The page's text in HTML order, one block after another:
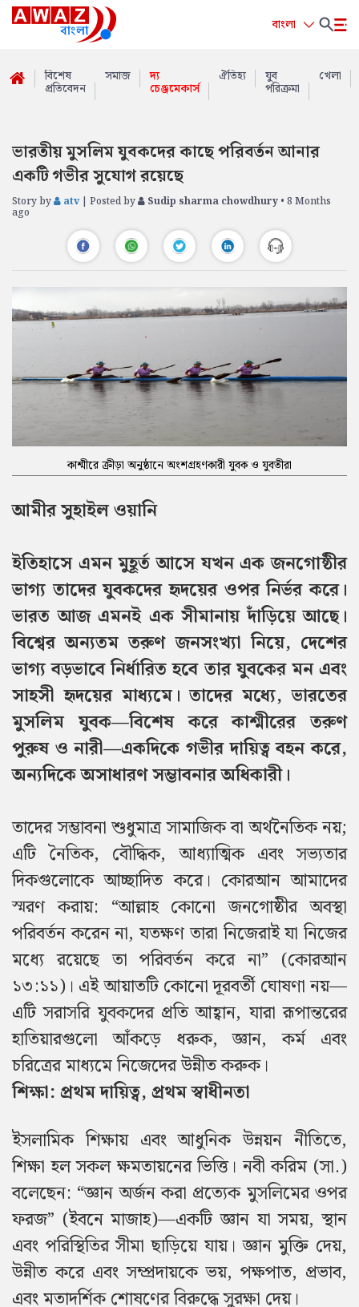
বাংলা
বিশেষ
প্রতিবেদন
সমাজ দ্য
চেঞ্জমেকার্স
ঐতিহ্য যুব
পরিক্রমা
খেলা
ভারতীয় মুসলিম যুবকদের কাছে পরিবর্তন আনার
একটি গভীর সুযোগ রয়েছে
Story by atv| Posted by Sudip sharma chowdhury • 8 Months
ago
কাশ্মীরে ক্রীড়া অনুষ্ঠানে অংশগ্রহণকারী যুবক ও যুবতীরা
আমীর সুহাইল ওয়ানি
ইতিহাসে এমন মুহূর্ত আসে যখন এক জনগোষ্ঠীর
ভাগ্য তাদের যুবকদের হৃদয়ের ওপর নির্ভর করে।
ভারত আজ এমনই এক সীমানায় দাঁড়িয়ে আছে।
বিশ্বের অন্যতম তরুণ জনসংখ্যা নিয়ে, দেশের
ভাগ্য বড়ভাবে নির্ধারিত হবে তার যুবকের মন এবং
সাহসী হৃদয়ের মাধ্যমে। তাদের মধ্যে, ভারতের
মুসলিম যুবক—বিশেষ করে কাশ্মীরের তরুণ
পুরুষ ও নারী—একদিকে গভীর দায়িত্ব বহন করে,
অন্যদিকে অসাধারণ সম্ভাবনার অধিকারী।
তাদের সম্ভাবনা শুধুমাত্র সামাজিক বা অর্থনৈতিক নয়;
এটি নৈতিক, বৌদ্ধিক, আধ্যাত্মিক এবং সভ্যতার
দিকগুলোকে আচ্ছাদিত করে। কোরআন আমাদের
স্মরণ করায়: “আল্লাহ কোনো জনগোষ্ঠীর অবস্থা
পরিবর্তন করেন না, যতক্ষণ তারা নিজেরাই যা নিজের
মধ্যে রয়েছে তা পরিবর্তন করে না” (কোরআন
১৩:১১)। এই আয়াতটি কোনো দূরবর্তী ঘোষণা নয়—
এটি সরাসরি যুবকদের প্রতি আহ্বান, যারা রূপান্তরের
হাতিয়ারগুলো আঁকড়ে ধরুক, জ্ঞান, কর্ম এবং
চরিত্রের মাধ্যমে নিজেদের উন্নীত করুক।
শিক্ষা: প্রথম দায়িত্ব, প্রথম স্বাধীনতা
ইসলামিক শিক্ষায় এবং আধুনিক উন্নয়ন নীতিতে,
শিক্ষা হল সকল ক্ষমতায়নের ভিত্তি। নবী করিম (সা.)
বলেছেন: “জ্ঞান অর্জন করা প্রত্যেক মুসলিমের ওপর
ফরজ” (ইবনে মাজাহ)—একটি জ্ঞান যা সময়, স্থান
এবং পরিস্থিতির সীমা ছাড়িয়ে যায়। জ্ঞান মুক্তি দেয়,
উন্নীত করে এবং সম্প্রদায়কে ভয়, পক্ষপাত, প্রভাব,
এবং মতাদর্শিক শোষণের বিরুদ্ধে সুরক্ষা দেয়।